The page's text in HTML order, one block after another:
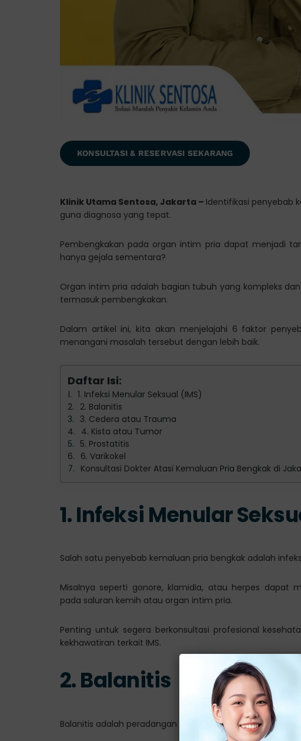
KONSULTASI & RESERVASI SEKARANG
Klinik Utama Sentosa, Jakarta – Identifikasi penyebab
guna diagnosa yang tepat.
Pembengkakan pada organ intim pria dapat menjadi
hanya gejala sementara?
Organ intim pria adalah bagian tubuh yang kompleks
termasuk pembengkakan.
Dalam artikel ini, kita akan menjelajahi 6 faktor
menangani masalah tersebut dengan lebih baik.
Daftar Isi:
1. Infeksi Menular Seksual (IMS)
2. Balanitis
3. Cedera atau Trauma
4. Kista atau Tumor
5. Prostatitis
6. Varikokel
Konsultasi Dokter Atasi Kemaluan Pria Bengkak di
1.Infeksi Menular
Salah satu penyebab kemaluan pria bengkak adalah
Misalnya seperti gonore, klamidia, atau herpes dapat
pada saluran kemih atau organ intim pria.
Penting untuk segera berkonsultasi profesional
kekhawatiran terkait IMS.
2. Balanitis
Balanitis adalah peradangan pada kepala penis dan bisa